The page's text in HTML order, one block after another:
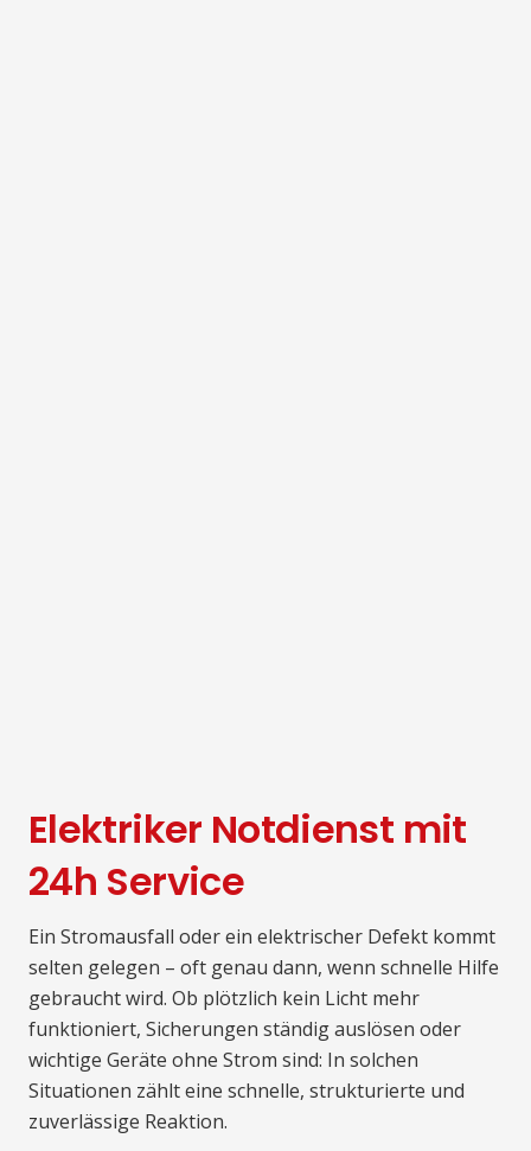
Elektriker Notdienst mit
24h Service
Ein Stromausfall oder ein elektrischer Defekt kommt
selten gelegen – oft genau dann, wenn schnelle Hilfe
gebraucht wird. Ob plötzlich kein Licht mehr
funktioniert, Sicherungen ständig auslösen oder
wichtige Geräte ohne Strom sind: In solchen
Situationen zählt eine schnelle, strukturierte und
zuverlässige Reaktion.